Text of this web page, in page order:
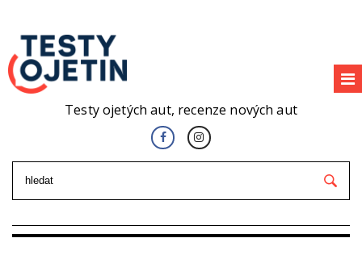
Testy ojetých aut, recenze nových aut